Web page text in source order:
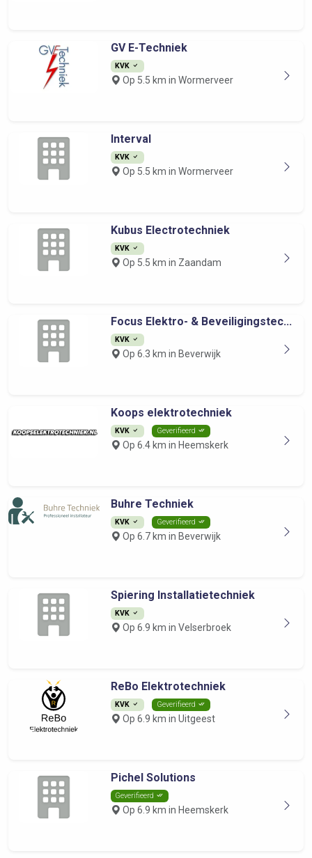
GV E-Techniek
KVK
Op 5.5 km in Wormerveer
Interval
KVK
Op 5.5 km in Wormerveer
Kubus Electrotechniek
KVK
Op 5.5 km in Zaandam
Focus Elektro- & Beveiligingstec...
KVK
Op 6.3 km in Beverwijk
Koops elektrotechniek
KVK Geverifieerd
Op 6.4 km in Heemskerk
Buhre Techniek
KVK Geverifieerd
Op 6.7 km in Beverwijk
Spiering Installatietechniek
KVK
Op 6.9 km in Velserbroek
ReBo Elektrotechniek
KVK Geverifieerd
Op 6.9 km in Uitgeest
Pichel Solutions
Geverifieerd
Op 6.9 km in Heemskerk